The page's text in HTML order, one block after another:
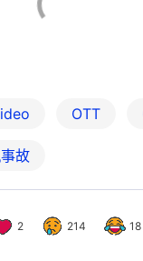
男墮軌
01 10:57